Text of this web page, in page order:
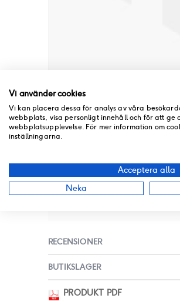
Hoppa
till
början
SPECIFIKATION
Mer information
PASSAR MÄRKE
RECENSIONER
BUTIKSLAGER
PRODUKT PDF
Vi använder cookies
Vi kan placera dessa för analys av våra
webbplats, visa personligt innehåll och för att ge
webbplatsupplevelse. För mer information om
inställningarna.
Acceptera alla
Neka